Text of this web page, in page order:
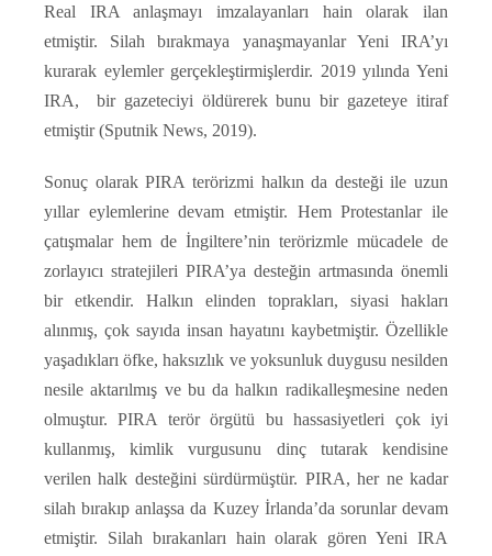
Real IRA anlaşmayı imzalayanları hain olarak ilan
etmiştir. Silah bırakmaya yanaşmayanlar Yeni IRA’yı
kurarak eylemler gerçekleştirmişlerdir. 2019 yılında Yeni
IRA, bir gazeteciyi öldürerek bunu bir gazeteye itiraf
etmiştir (Sputnik News, 2019).
Sonuç olarak PIRA terörizmi halkın da desteği ile uzun
yıllar eylemlerine devam etmiştir. Hem Protestanlar ile
çatışmalar hem de İngiltere’nin terörizmle mücadele de
zorlayıcı stratejileri PIRA’ya desteğin artmasında önemli
bir etkendir. Halkın elinden toprakları, siyasi hakları
alınmış, çok sayıda insan hayatını kaybetmiştir. Özellikle
yaşadıkları öfke, haksızlık ve yoksunluk duygusu nesilden
nesile aktarılmış ve bu da halkın radikalleşmesine neden
olmuştur. PIRA terör örgütü bu hassasiyetleri çok iyi
kullanmış, kimlik vurgusunu dinç tutarak kendisine
verilen halk desteğini sürdürmüştür. PIRA, her ne kadar
silah bırakıp anlaşsa da Kuzey İrlanda’da sorunlar devam
etmiştir. Silah bırakanları hain olarak gören Yeni IRA